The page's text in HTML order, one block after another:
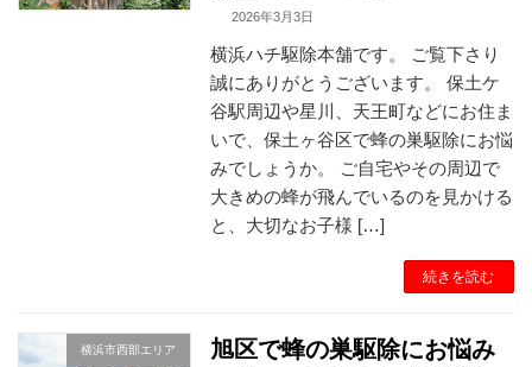
2026年3月3日
横浜ハチ駆除本舗です。 ご覧下さり
誠にありがとうございます。 保土ケ
谷駅周辺や星川、天王町などにお住ま
いで、保土ヶ谷区で蜂の巣駆除にお悩
みでしょうか。 ご自宅やその周辺で
大きめの蜂が飛んでいるのを見かける
と、大切なお子様 […]
続きを読む
横浜市西部エリア
旭区で蜂の巣駆除にお悩み